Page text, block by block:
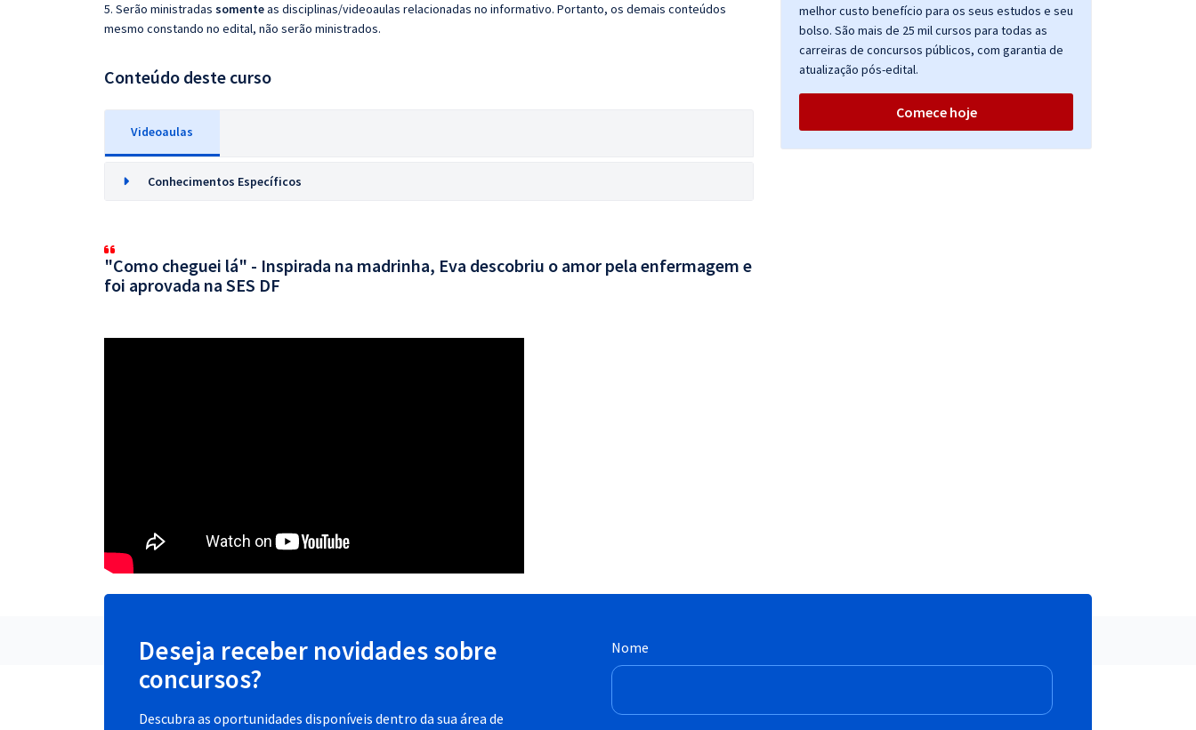
5. Serão ministradas somenteas disciplinas/videoaulas relacionadas no informativo. Portanto, os demais conteúdos
mesmo constando no edital, não serão ministrados.
Conteúdo deste curso
Videoaulas
Conhecimentos Específicos
"Como cheguei lá" - Inspirada na madrinha, Eva descobriu o amor pela enfermagem e
foi aprovada na SES DF
melhor custo benefício para os seus estudos e seu
bolso. São mais de 25 mil cursos para todas as
carreiras de concursos públicos, com garantia de
atualização pós-edital.
Comece hoje
Deseja receber novidades sobre
concursos?
Descubra as oportunidades disponíveis dentro da sua área de
Nome